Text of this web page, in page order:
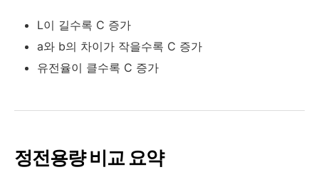
L이 길수록 C 증가
a와 b의 차이가 작을수록 C 증가
유전율이 클수록 C 증가
정전용량 비교 요약